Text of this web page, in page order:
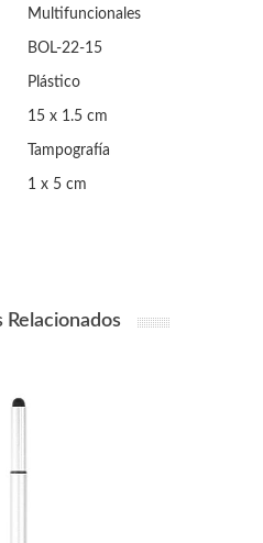
Multifuncionales
BOL-22-15
Plástico
15 x 1.5 cm
Tampografía
1 x 5 cm
Relacionados